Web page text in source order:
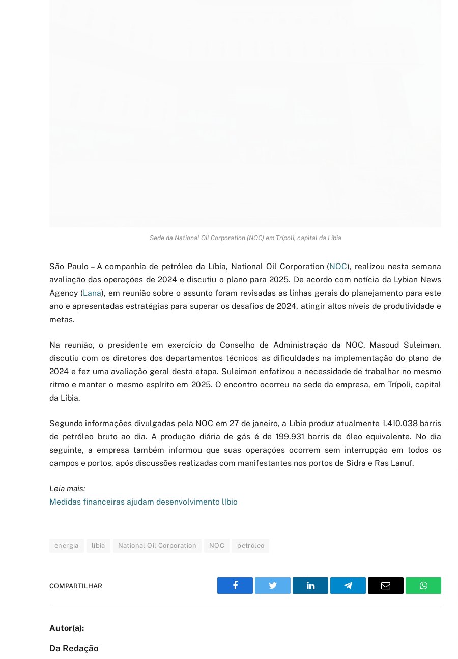
Sede da National Oil Corporation (NOC) em Trípoli, capital da Líbia
São Paulo – A companhia de petróleo da Líbia, National Oil Corporation (NOC), realizou nesta semana
avaliação das operações de 2024 e discutiu o plano para 2025. De acordo com notícia da Lybian News
Agency (Lana), em reunião sobre o assunto foram revisadas as linhas gerais do planejamento para este
ano e apresentadas estratégias para superar os desafios de 2024, atingir altos níveis de produtividade e
metas.
Na reunião, o presidente em exercício do Conselho de Administração da NOC, Masoud Suleiman,
discutiu com os diretores dos departamentos técnicos as dificuldades na implementação do plano de
2024 e fez uma avaliação geral desta etapa. Suleiman enfatizou a necessidade de trabalhar no mesmo
ritmo e manter o mesmo espírito em 2025. O encontro ocorreu na sede da empresa, em Trípoli, capital
da Líbia.
Segundo informações divulgadas pela NOC em 27 de janeiro, a Líbia produz atualmente 1.410.038 barris
de petróleo bruto ao dia. A produção diária de gás é de 199.931 barris de óleo equivalente. No dia
seguinte, a empresa também informou que suas operações ocorrem sem interrupção em todos os
campos e portos, após discussões realizadas com manifestantes nos portos de Sidra e Ras Lanuf.
Leia mais:
Medidas financeiras ajudam desenvolvimento líbio
energia líbia National Oil Corporation NOC petróleo
COMPARTILHAR
Facebook Twitter LinkedIn Telegram Email WhatsApp
Da Redação